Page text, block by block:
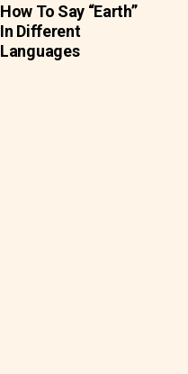
How To Say “Earth”
In Different
Languages